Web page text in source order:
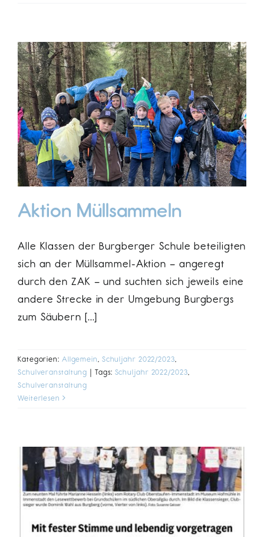
Aktion Müllsammeln
Alle Klassen der Burgberger Schule beteiligten
sich an der Müllsammel-Aktion – angeregt
durch den ZAK – und suchten sich jeweils eine
andere Strecke in der Umgebung Burgbergs
zum Säubern [...]
Kategorien: Allgemein Schuljahr 2022/2023
Schulveranstaltung
Tags: Schuljahr 2022/2023
Schulveranstaltung
Weiterlesen